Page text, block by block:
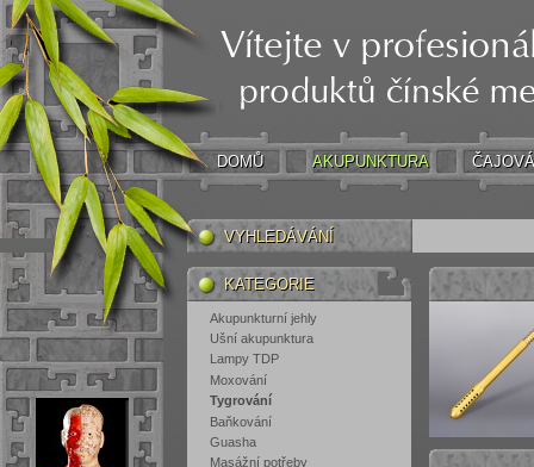
DOMŮ AKUPUNKTURA
VYHLEDÁVÁNÍ
KATEGORIE
Akupunkturní jehly
Ušní akupunktura
Lampy TDP
Moxování
Tygrování
Baňkování
Guasha
Masážní potřeby